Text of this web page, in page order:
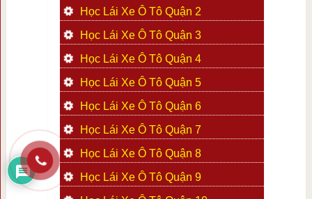
Học Lái Xe Ô Tô Quận 2
Học Lái Xe Ô Tô Quận 3
Học Lái Xe Ô Tô Quận 4
Học Lái Xe Ô Tô Quận 5
Học Lái Xe Ô Tô Quận 6
Học Lái Xe Ô Tô Quận 7
Học Lái Xe Ô Tô Quận 8
Học Lái Xe Ô Tô Quận 9